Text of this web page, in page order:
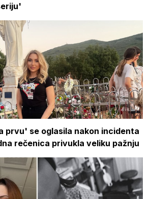
prvu' se oglasila nakon incidenta
rečenica privukla veliku pažnju